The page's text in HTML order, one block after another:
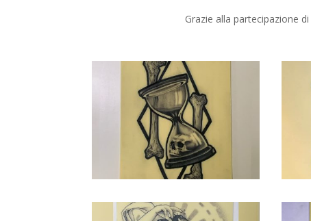
Grazie alla partecipazione di